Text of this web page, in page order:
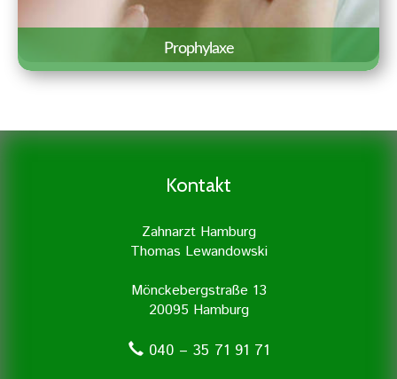
Prophylaxe
Grundstock für eine gute
besonders viel Wert auf Prophylaxe und
Kontakt
Zahnarzt Hamburg
Thomas Lewandowski
Mönckebergstraße 13
20095 Hamburg
040 – 35 71 91 71